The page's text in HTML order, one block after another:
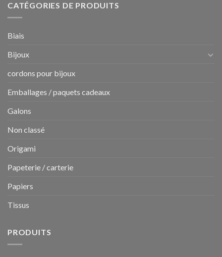
CATÉGORIES DE PRODUITS
Biais
Bijoux
cordons pour bijoux
Emballages / paquets cadeaux
Galons
Non classé
Origami
Papeterie / carterie
Papiers
Tissus
PRODUITS